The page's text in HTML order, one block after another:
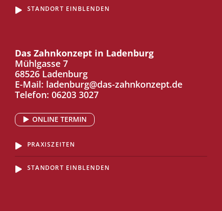
STANDORT EINBLENDEN
Das Zahnkonzept in Ladenburg
Mühlgasse 7
68526 Ladenburg
E-Mail: ladenburg@das-zahnkonzept.de
Telefon: 06203 3027
ONLINE TERMIN
PRAXISZEITEN
STANDORT EINBLENDEN